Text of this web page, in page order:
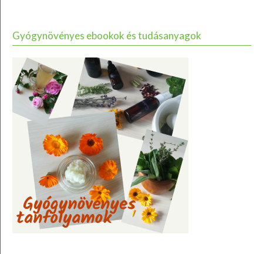
Gyógynövényes ebookok és tudásanyagok